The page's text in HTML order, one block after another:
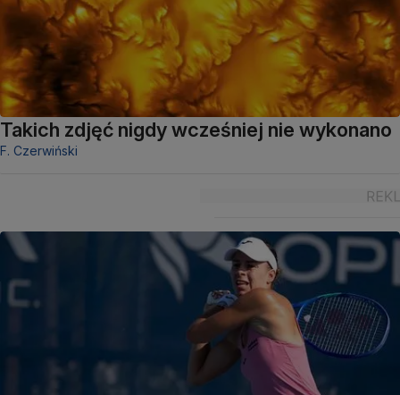
Takich zdjęć nigdy wcześniej nie wykonano
F. Czerwiński